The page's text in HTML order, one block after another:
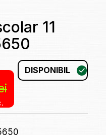
11
DISPONIBIL